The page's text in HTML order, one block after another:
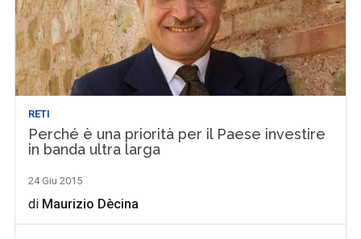
RETI
Perché è una priorità per il Paese investire
in banda ultra larga
24 Giu 2015
di Maurizio Dècina